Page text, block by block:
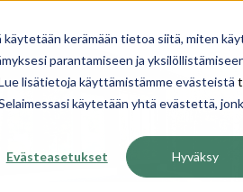
kerämään tietoa siitä, miten
parantamiseen ja
lisätietoja käyttämistämme evästeistä
käytetään yhtä evästettä,
Evästeasetukset Hyväksy